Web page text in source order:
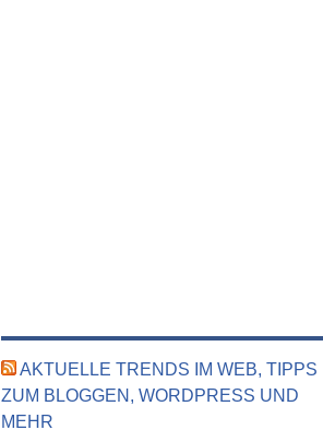
AKTUELLE TRENDS IM WEB, TIPPS
ZUM BLOGGEN, WORDPRESS UND
MEHR